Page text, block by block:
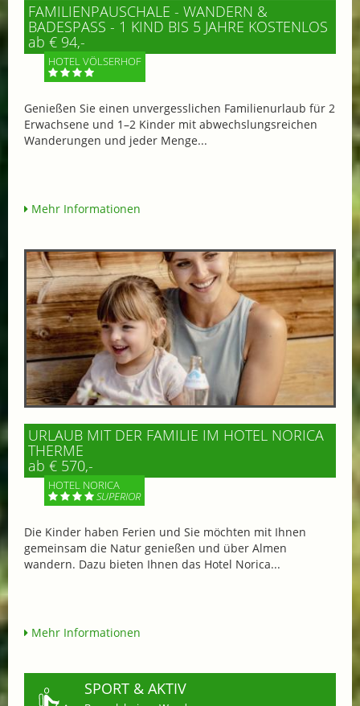
FAMILIENPAUSCHALE - WANDERN &
BADESPASS - 1 KIND BIS 5 JAHRE KOSTENLOS
ab € 94,-
HOTEL VÖLSERHOF
Genießen Sie einen unvergesslichen Familienurlaub für 2
Erwachsene und 1–2 Kinder mit abwechslungsreichen
Wanderungen und jeder Menge...
Mehr Informationen
URLAUB MIT DER FAMILIE IM HOTEL NORICA
THERME
ab € 570,-
HOTEL NORICA
SUPERIOR
Die Kinder haben Ferien und Sie möchten mit Ihnen
gemeinsam die Natur genießen und über Almen
wandern. Dazu bieten Ihnen das Hotel Norica...
Mehr Informationen
SPORT & AKTIV